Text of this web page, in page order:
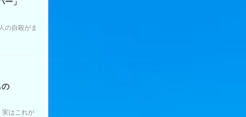
の自殺がま
実はこれが